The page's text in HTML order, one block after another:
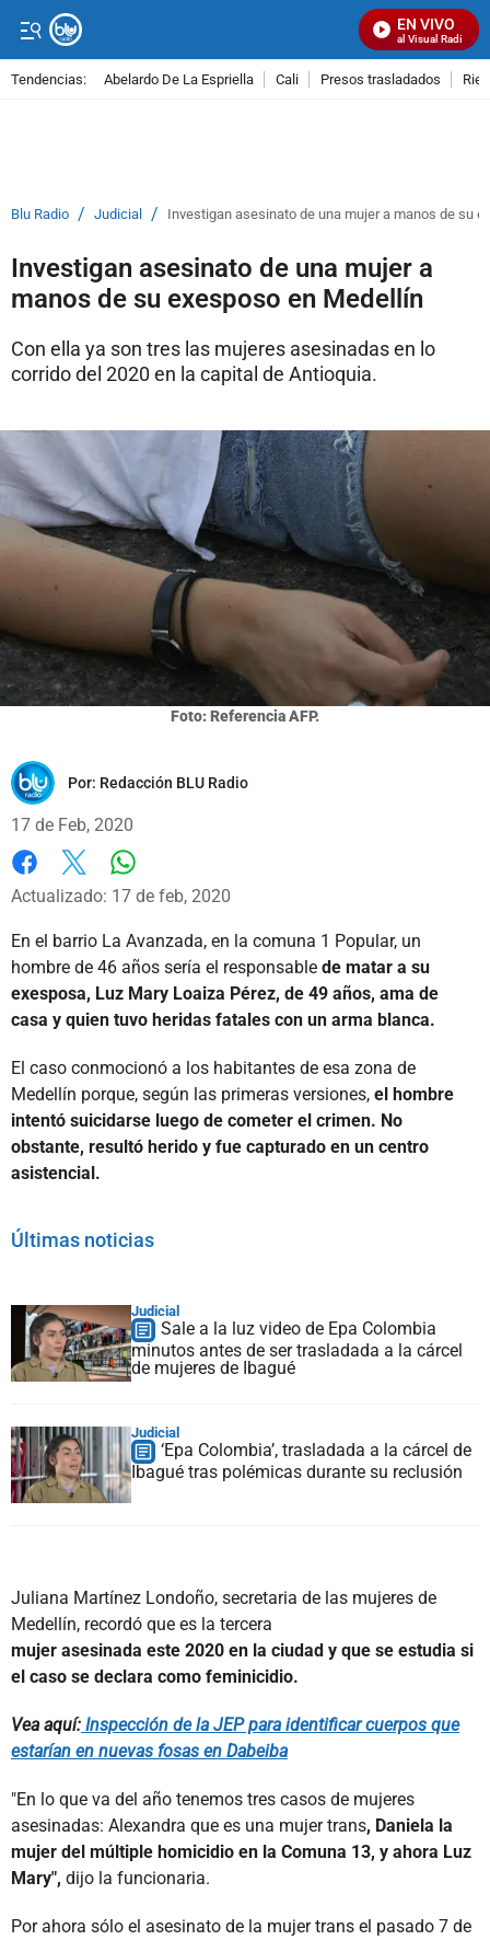
EN VIVO
Señal Visual Radio
Tendencias: Abelardo De La Espriella Cali Presos trasladados
Blu Radio / Judicial / Investigan asesinato de una mujer a manos de su
Investigan asesinato de una mujer a
manos de su exesposo en Medellín
Con ella ya son tres las mujeres asesinadas en lo
corrido del 2020 en la capital de Antioquia.
Foto: Referencia AFP.
Por: Redacción BLU Radio
17 de Feb, 2020
Facebook
X
Actualizado: 17 de feb, 2020
En el barrio La Avanzada, en la comuna 1 Popular, un
hombre de 46 años sería el responsable de matar a su
exesposa, Luz Mary Loaiza Pérez, de 49 años, ama de
casa y quien tuvo heridas fatales con un arma blanca.
El caso conmocionó a los habitantes de esa zona de
Medellín porque, según las primeras versiones, el hombre
intentó suicidarse luego de cometer el crimen. No
obstante, resultó herido y fue capturado en un centro
asistencial.
Últimas noticias
Judicial
Sale a la luz video de Epa Colombia
minutos antes de ser trasladada a la cárcel
de mujeres de Ibagué
Judicial
‘Epa Colombia’, trasladada a la cárcel de
Ibagué tras polémicas durante su reclusión
Juliana Martínez Londoño, secretaria de las mujeres de
Medellín, recordó que es la tercera
mujer asesinada este 2020 en la ciudad y que se estudia si
el caso se declara como feminicidio.
Vea aquí: Inspección de la JEP para identificar cuerpos que
estarían en nuevas fosas en Dabeiba
"En lo que va del año tenemos tres casos de mujeres
asesinadas: Alexandra que es una mujer trans, Daniela la
mujer del múltiple homicidio en la Comuna 13, y ahora Luz
Mary", dijo la funcionaria.
Por ahora sólo el asesinato de la mujer trans el pasado 7 de